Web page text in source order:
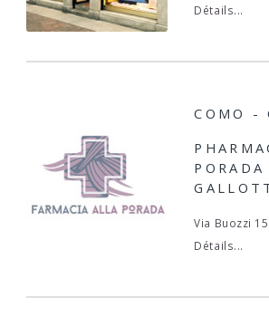
Détails...
COMO -
PORADA
Via Buozzi
Détails...